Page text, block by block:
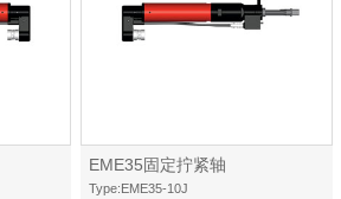
EME35固定拧紧轴
Type:EME35-10J